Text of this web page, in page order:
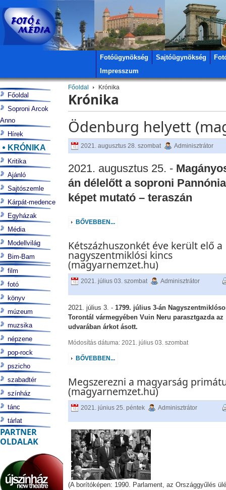
Fotóügynökség Sajtóügynökség
Impresszum
Főoldal Krónika
Krónika
Ödenburg helyett
2021. augusztus 28. szombat Adminisztrátor
2021. augusztus 25. -
án délelőtt a soproni
képet mutató – teraszán
BŐVEBBEN...
Kétszázhuszonkét éve került elő a
nagyszentmiklósi kincs
(magyarnemzet.hu)
2021. július 03. szombat Adminisztrátor
2021. július 3. - 1799. július 3-án
Torontál vármegyében Vuin Neru parasztgazda az
udvarában árkot ásott.
Módosítás dátuma: 2021. július 03. szombat
BŐVEBBEN...
Megszerezni a magyarság
(magyarnemzet.hu)
2021. június 25. péntek Adminisztrátor
(A borítóképen: 1990. Parlament, az Országgyűlés
Főoldal
Soproni Arcok
Anno
Hírek
KRÓNIKA
Kritika
Ajánló
Sajtószemle
Kárpát-medence
Egyházak
Média
Modellvilág
Bim-Bam
film
fotó
könyv
múzeum
muzsika
népzene
pop-rock
pszicho
szabadtér
színház
tánc
tárlat
PARTNER
OLDALAK